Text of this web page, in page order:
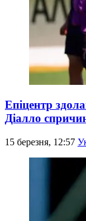
Епіцентр
Діалло
15 березня, 12:57